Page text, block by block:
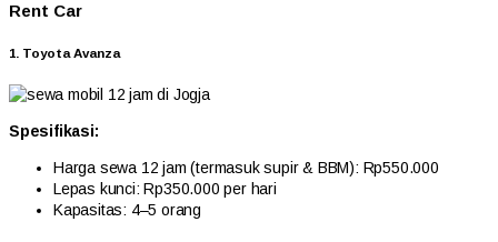
Rent Car
1. Toyota Avanza
Spesifikasi:
Harga sewa 12 jam (termasuk supir & BBM): Rp550.000
Lepas kunci: Rp350.000 per hari
Kapasitas: 4–5 orang